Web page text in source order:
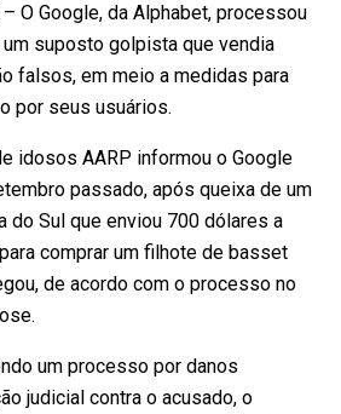
O Google, da Alphabet, processou
suposto golpista que vendia
falsos, em meio a medidas para
por seus usuários.
idosos AARP informou o Google
passado, após queixa de um
do Sul que enviou 700 dólares a
comprar um filhote de basset
de acordo com o processo no
um processo por danos
judicial contra o acusado, o